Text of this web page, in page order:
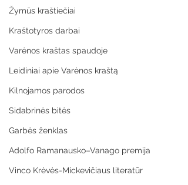
Žymūs kraštiečiai
Kraštotyros darbai
Varėnos kraštas spaudoje
Leidiniai apie Varėnos kraštą
Kilnojamos parodos
Sidabrinės bitės
Garbės ženklas
Adolfo Ramanausko–Vanago premija
Vinco Krėvės-Mickevičiaus literatūr